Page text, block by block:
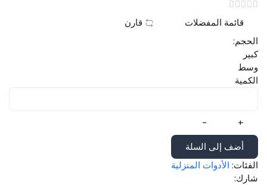
قائمة المفضلات
الحجم:
كبير
وسط
الكمية
+
-
أضف إلى السلة
الفئات: الأدوات المنزلية
شارك: